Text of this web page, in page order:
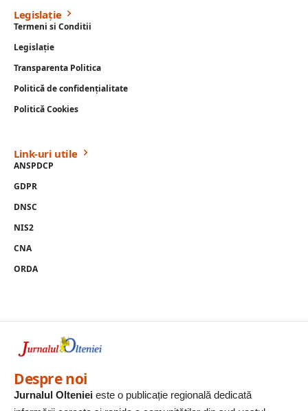
Legislație
Termeni si Conditii
Legislație
Transparenta Politica
Politică de confidențialitate
Politică Cookies
Link-uri utile
ANSPDCP
GDPR
DNSC
NIS2
CNA
ORDA
Despre noi
Jurnalul Olteniei este o publicație regională dedicată